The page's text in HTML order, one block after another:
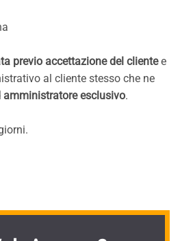
previo accettazione del clientee
al cliente stesso che ne
amministratore esclusivo.